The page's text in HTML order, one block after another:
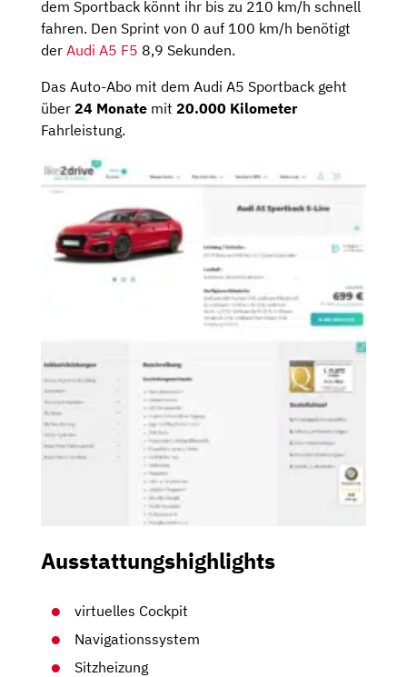
dem Sportback könnt ihr bis zu 210 km/h schnell
fahren. Den Sprint von 0 auf 100 km/h benötigt
der Audi A5 F5 8,9 Sekunden.
Das Auto-Abo mit dem Audi A5 Sportback geht
über 24 Monate mit 20.000 Kilometer
Fahrleistung.
Ausstattungshighlights
virtuelles Cockpit
Navigationssystem
Sitzheizung